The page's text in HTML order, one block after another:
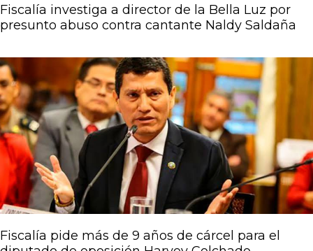
Fiscalía investiga a director de la Bella Luz por
presunto abuso contra cantante Naldy Saldaña
Fiscalía pide más de 9 años de cárcel para el